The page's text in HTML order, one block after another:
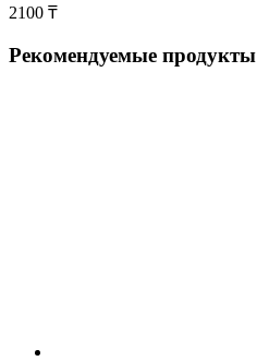
2100 ₸
Рекомендуемые продукты